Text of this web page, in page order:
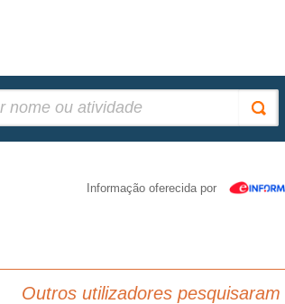
Informação oferecida por
Outros utilizadores pesquisaram